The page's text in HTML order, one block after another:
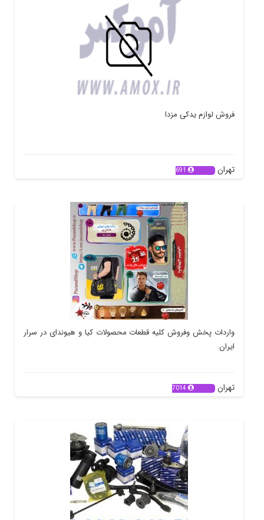
فروش لوازم یدکی مزدا
تهران 691
واردات پخش وفروش کلیه قطعات محصولات کیا و هیوندای در سرار
ایران
تهران 7014